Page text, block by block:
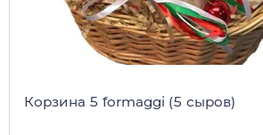
Корзина 5 formaggi (5 сыров)